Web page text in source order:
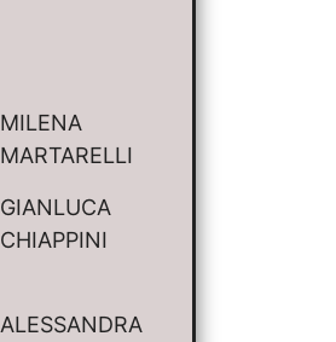
MILENA
MARTARELLI
GIANLUCA
CHIAPPINI
ALESSANDRA